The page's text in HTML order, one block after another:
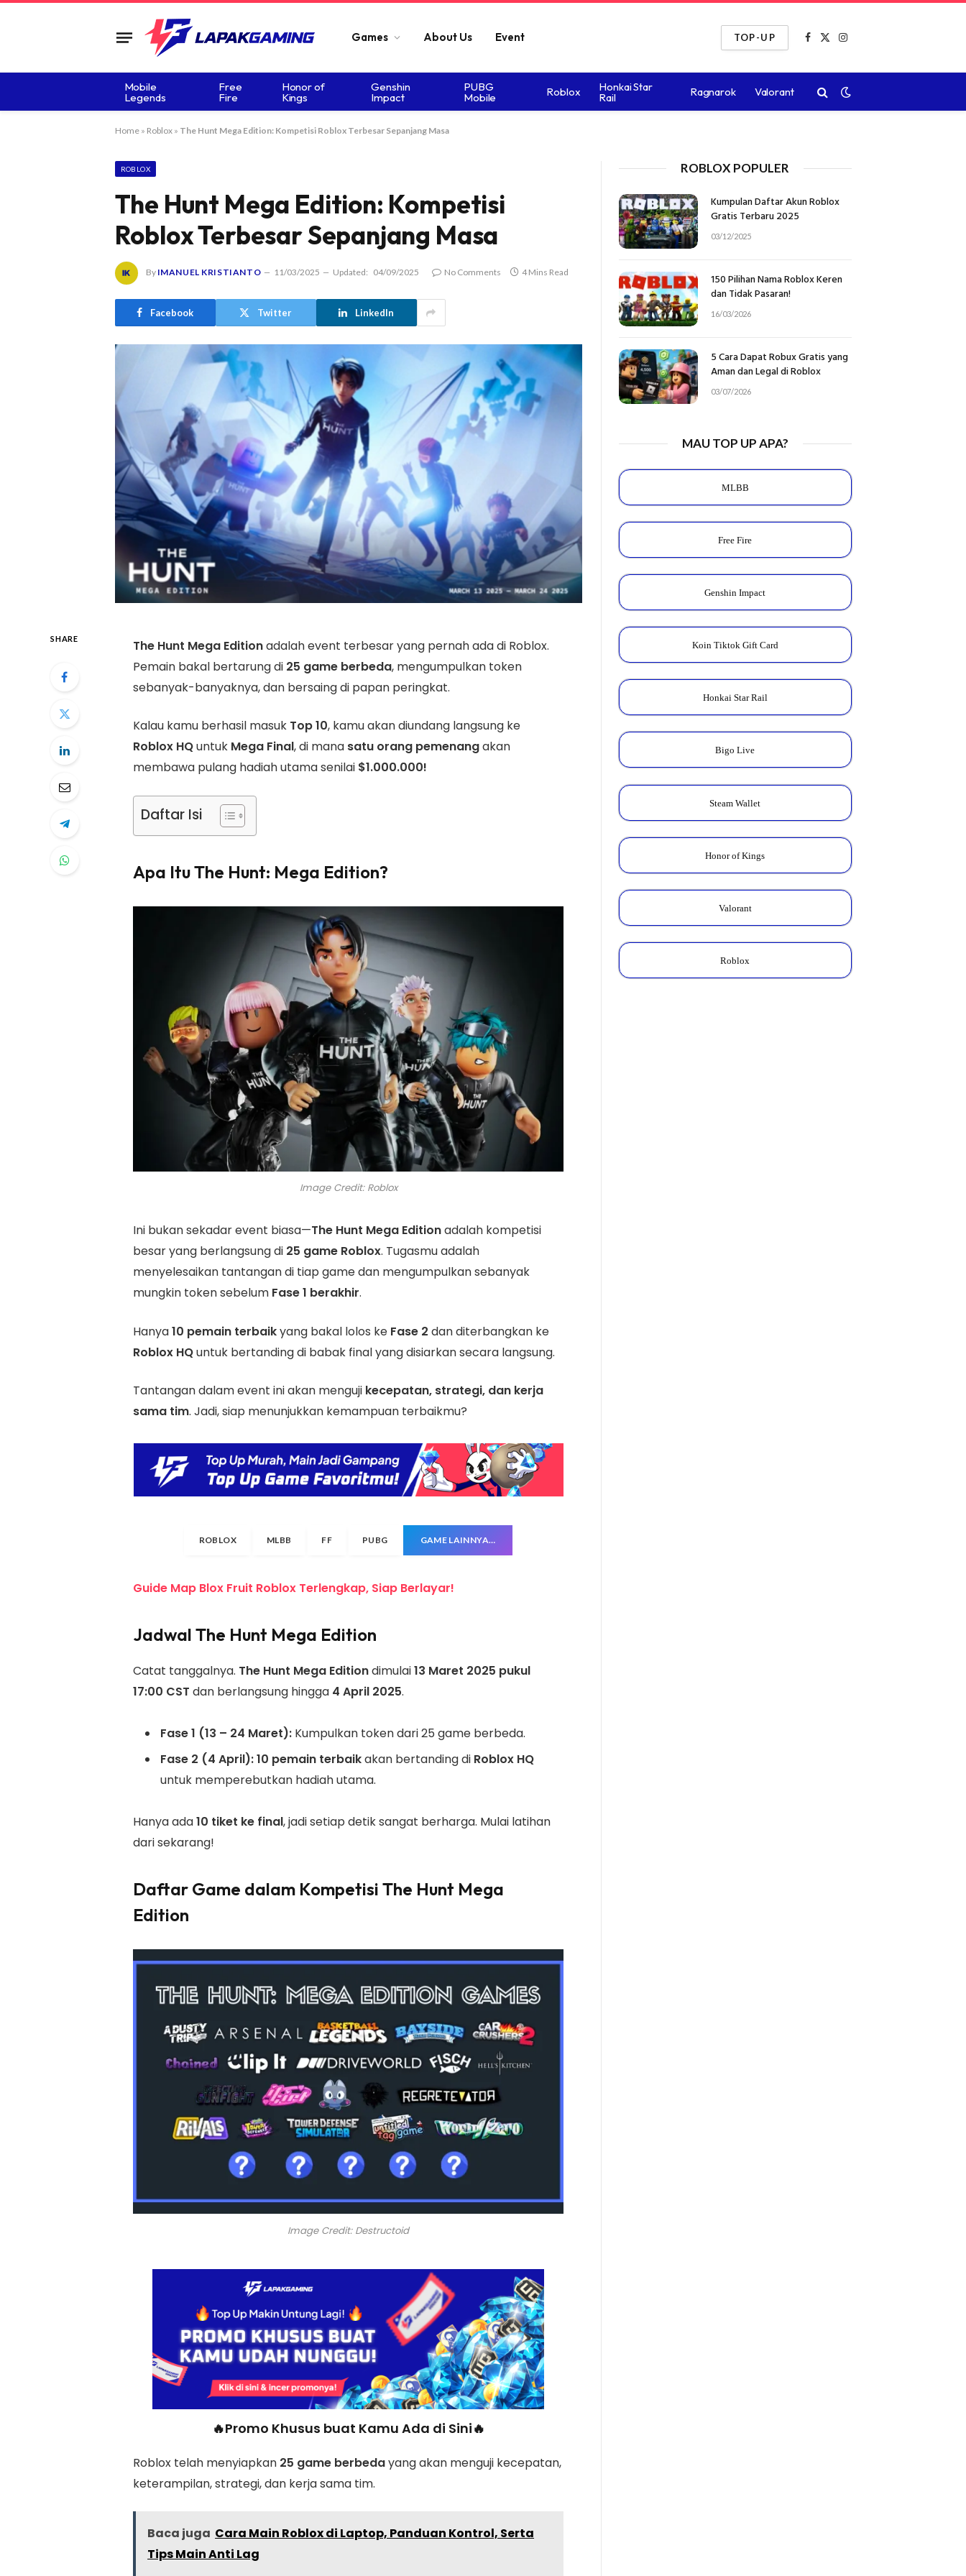
Games About Us Event TOP-UP
Facebook
X
Instagram
Mobile
Legends
Free
Fire
Honor of
Kings
Genshin
Impact
PUBG
Mobile Roblox Honkai Star
Rail Ragnarok Valorant
Home» Roblox» The Hunt Mega Edition: Kompetisi Roblox Terbesar Sepanjang Masa
ROBLOX
The Hunt Mega Edition: Kompetisi
Roblox Terbesar Sepanjang Masa
By IMANUEL KRISTIANTO 11/03/2025 Updated: 04/09/2025 No Comments 4 Mins Read
Facebook Twitter LinkedIn
SHARE The Hunt Mega Editionadalah event terbesar yang pernah ada di Roblox.
Pemain bakal bertarung di 25 game berbeda, mengumpulkan token
sebanyak-banyaknya, dan bersaing di papan peringkat.
Kalau kamu berhasil masuk Top 10, kamu akan diundang langsung ke
Roblox HQuntuk Mega Final, di mana satu orang pemenangakan
membawa pulang hadiah utama senilai $1.000.000!
Daftar Isi
Apa Itu The Hunt: Mega Edition?
Image Credit: Roblox
Ini bukan sekadar event biasa—The Hunt Mega Editionadalah kompetisi
besar yang berlangsung di 25 game Roblox. Tugasmu adalah
menyelesaikan tantangan di tiap game dan mengumpulkan sebanyak
mungkin token sebelum Fase 1 berakhir.
Hanya10 pemain terbaikyang bakal lolos ke Fase 2 dan diterbangkan ke
Roblox HQuntuk bertanding di babak final yang disiarkan secara langsung.
Tantangan dalam event ini akan menguji kecepatan, strategi, dan kerja
sama tim. Jadi, siap menunjukkan kemampuan terbaikmu?
ROBLOX MLBB FF PUBG GAME LAINNYA…
Guide Map Blox Fruit Roblox Terlengkap, Siap Berlayar!
Jadwal The Hunt Mega Edition
Catat tanggalnya. The Hunt Mega Editiondimulai13 Maret 2025 pukul
17:00 CST dan berlangsung hingga 4 April 2025.
Fase 1 (13 – 24 Maret): Kumpulkan token dari 25 game berbeda.
Fase 2 (4 April):10 pemain terbaikakan bertanding di Roblox HQ
untuk memperebutkan hadiah utama.
Hanya ada10 tiket ke final, jadi setiap detik sangat berharga. Mulai latihan
dari sekarang!
Daftar Game dalam Kompetisi The Hunt Mega
Edition
Image Credit: Destructoid
🔥Promo Khusus buat Kamu Ada di Sini🔥
Roblox telah menyiapkan 25 game berbedayang akan menguji kecepatan,
keterampilan, strategi, dan kerja sama tim.
Baca juga Cara Main Roblox di Laptop, Panduan Kontrol, Serta
Tips Main Anti Lag
ROBLOX POPULER
Kumpulan Daftar Akun Roblox
Gratis Terbaru 2025
03/12/2025
150 Pilihan Nama Roblox Keren
dan Tidak Pasaran!
16/03/2026
5 Cara Dapat Robux Gratis yang
Aman dan Legal di Roblox
03/07/2026
MAU TOP UP APA?
MLBB
Free Fire
Genshin Impact
Koin Tiktok Gift Card
Honkai Star Rail
Bigo Live
Steam Wallet
Honor of Kings
Valorant
Roblox